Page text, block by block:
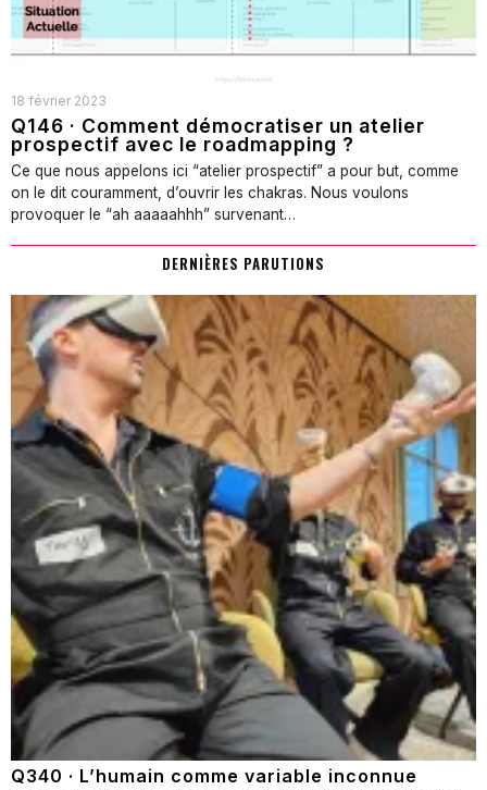
18 février 2023
Q146 · Comment démocratiser un atelier
prospectif avec le roadmapping ?
Ce que nous appelons ici “atelier prospectif” a pour but, comme
on le dit couramment, d’ouvrir les chakras. Nous voulons
provoquer le “ah aaaaahhh” survenant…
DERNIÈRES PARUTIONS
Q340 · L’humain comme variable inconnue